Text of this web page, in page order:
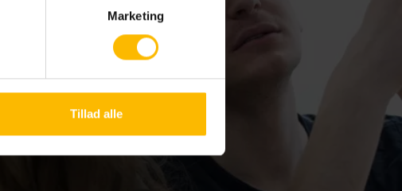
Marketing
Tillad alle